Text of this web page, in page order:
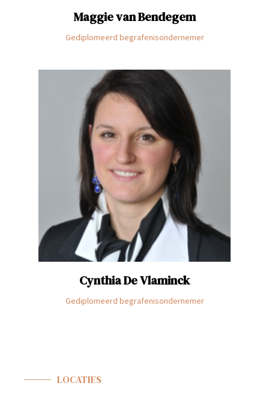
Maggievan Bendegem
Gediplomeerd begrafenisondernemer
CynthiaDe Vlaminck
Gediplomeerd begrafenisondernemer
LOCATIES